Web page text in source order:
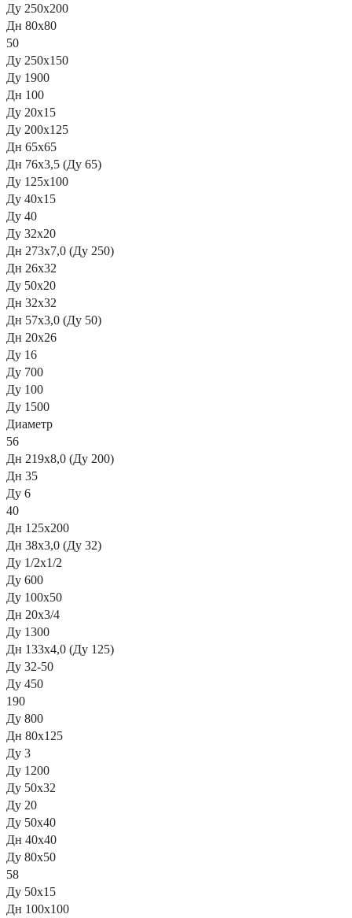
Ду 250х200
Дн 80х80
50
Ду 250х150
Ду 1900
Дн 100
Ду 20х15
Ду 200х125
Дн 65х65
Дн 76х3,5 (Ду 65)
Ду 125х100
Ду 40х15
Ду 40
Ду 32х20
Дн 273х7,0 (Ду 250)
Дн 26х32
Ду 50х20
Дн 32х32
Дн 57х3,0 (Ду 50)
Дн 20х26
Ду 16
Ду 700
Ду 100
Ду 1500
Диаметр
56
Дн 219х8,0 (Ду 200)
Дн 35
Ду 6
40
Дн 125х200
Дн 38х3,0 (Ду 32)
Ду 1/2х1/2
Ду 600
Ду 100х50
Дн 20х3/4
Ду 1300
Дн 133х4,0 (Ду 125)
Ду 32-50
Ду 450
190
Ду 800
Дн 80х125
Ду 3
Ду 1200
Ду 50х32
Ду 20
Ду 50х40
Дн 40х40
Ду 80х50
58
Ду 50х15
Дн 100х100